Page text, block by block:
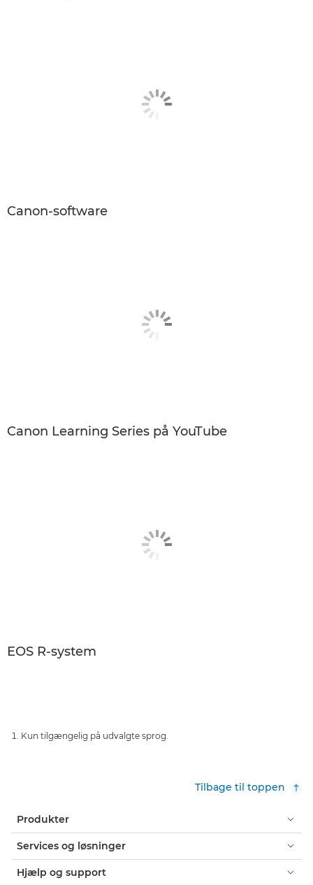
Canon-software
Canon Learning Series på YouTube
EOS R-system
Kun tilgængelig på udvalgte sprog.
Tilbage til toppen
Produkter
Services og løsninger
Hjælp og support